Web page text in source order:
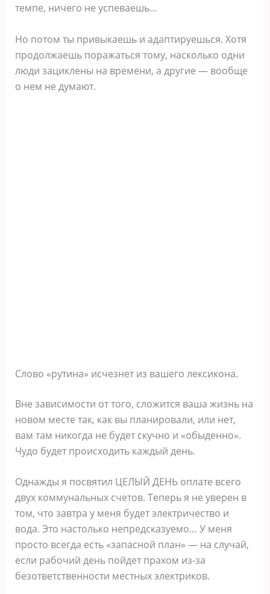
темпе, ничего не успеваешь…
Но потом ты привыкаешь и адаптируешься. Хотя
продолжаешь поражаться тому, насколько одни
люди зациклены на времени, а другие — вообще
о нем не думают.
Слово «рутина» исчезнет из вашего лексикона.
Вне зависимости от того, сложится ваша жизнь на
новом месте так, как вы планировали, или нет,
вам там никогда не будет скучно и «обыденно».
Чудо будет происходить каждый день.
Однажды я посвятил ЦЕЛЫЙ ДЕНЬ оплате всего
двух коммунальных счетов. Теперь я не уверен в
том, что завтра у меня будет электричество и
вода. Это настолько непредсказуемо… У меня
просто всегда есть «запасной план» — на случай,
если рабочий день пойдет прахом из-за
безответственности местных электриков.